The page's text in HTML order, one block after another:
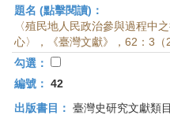
所-
首
頁
題名 (點擊閱讀)：
〈殖民地人民政治參與過程中
心〉，《臺灣文獻》，62：3（
勾選：
編號： 42
出版書目： 臺灣史研究文獻類